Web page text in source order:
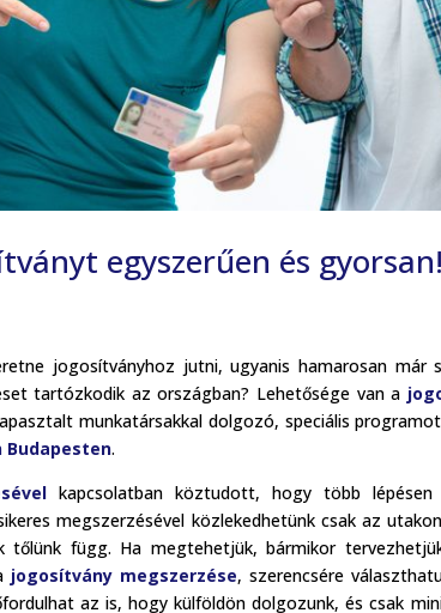
egyszerűen és gyorsan!
jogosítványhoz jutni, ugyanis hamarosan már
tartózkodik az országban? Lehetősége van a
munkatársakkal dolgozó, speciális
Budapesten.
kapcsolatban köztudott, hogy több
megszerzésével közlekedhetünk csak az
tőlünk függ. Ha megtehetjük, bármikor
jogosítvány megszerzése, szerencsére
az is, hogy külföldön dolgozunk, és csak